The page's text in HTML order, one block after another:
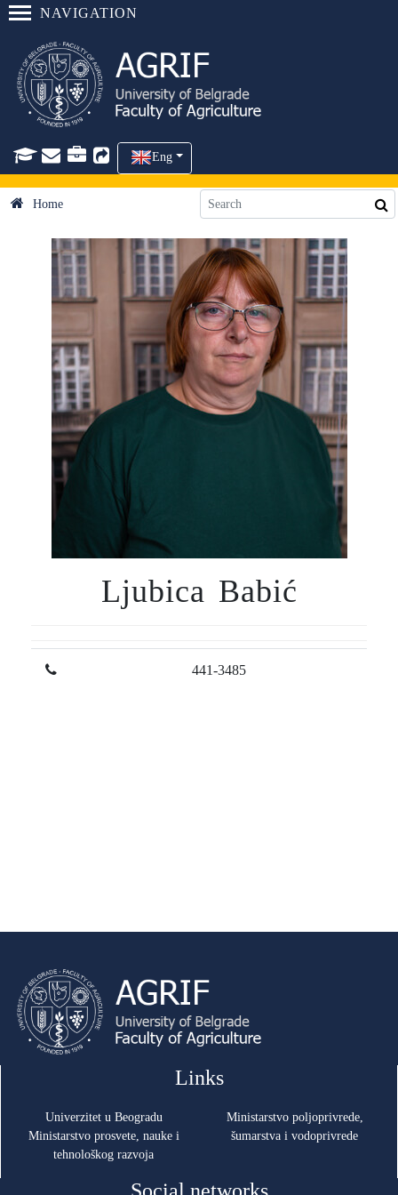
NAVIGATION
Eng
Home
Ljubica Babić
441-3485
Links
Univerzitet u Beogradu
Ministarstvo prosvete, nauke i
tehnološkog razvoja
Ministarstvo poljoprivrede,
šumarstva i vodoprivrede